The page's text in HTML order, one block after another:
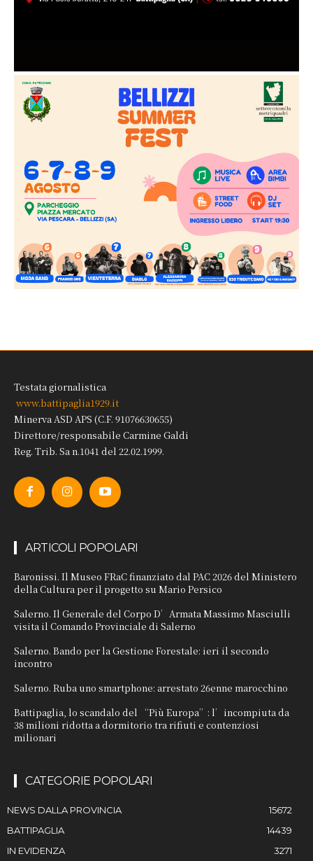
Testata giornalistica
www.battipaglia1929.it
Minerva ASD APS (C.F. 91076630655)
Direttore/responsabile Carmine Galdi
Reg. Trib. Sa n.1041 del 22.02.1999.
ARTICOLI POPOLARI
Baronissi. Il Museo FRaC finanziato dal PAC 2026 del Ministero
della Cultura per il progetto su Mario Persico
Salerno. Il Generale del Corpo D’Armata Massimo Masciulli
visita il Comando Provinciale di Salerno
Salerno. Bando per la Gestione Forestale: ieri il secondo
incontro
Salerno. Ruba uno smartphone: arrestato 26enne marocchino
Battipaglia, lo scandalo del “Più Europa”: l’incompiuta da
38 milioni ridotta a dormitorio tra rifiuti e contenziosi
milionari
CATEGORIE POPOLARI
NEWS DALLA PROVINCIA
15672
BATTIPAGLIA
14439
IN EVIDENZA
3271